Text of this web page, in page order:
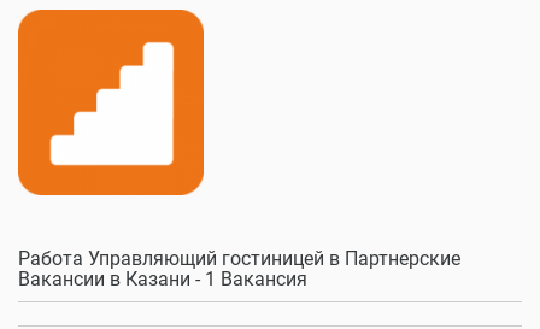
Работа Управляющий гостиницей в Партнерские
Вакансии в Казани - 1 Вакансия